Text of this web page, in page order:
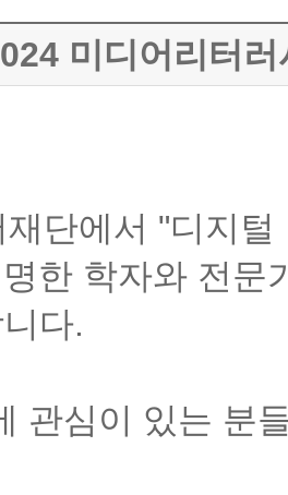
미디어리터
단에서 "디지
한 학자와 전
다.
관심이 있는 분